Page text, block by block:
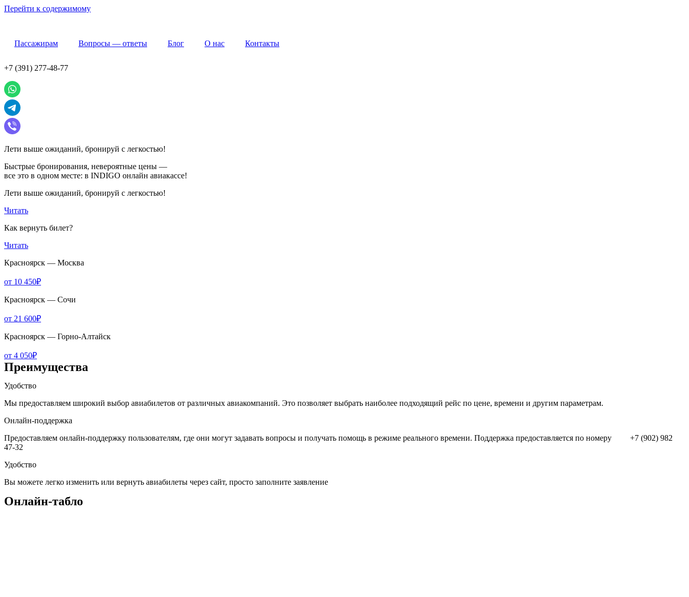
Перейти к содержимому
Пассажирам Вопросы — ответы Блог О нас Контакты
+7 (391) 277-48-77
Лети выше ожиданий, бронируй с легкостью!
Быстрые бронирования, невероятные цены —
все это в одном месте: в INDIGO онлайн авиакассе!
Лети выше ожиданий, бронируй с легкостью!
Читать
Как вернуть билет?
Читать
Красноярск — Москва
от 10 450₽
Красноярск — Сочи
от 21 600₽
Красноярск — Горно-Алтайск
от 4 050₽
Преимущества
Удобство
Мы предоставляем широкий выбор авиабилетов от различных авиакомпаний. Это позволяет выбрать наиболее подходящий рейс по цене, времени и другим параметрам.
Онлайн-поддержка
Предоставляем онлайн-поддержку пользователям, где они могут задавать вопросы и получать помощь в режиме реального времени. Поддержка предоставляется по номеру +7 (902) 982
47-32
Удобство
Вы можете легко изменить или вернуть авиабилеты через сайт, просто заполните заявление
Онлайн-табло